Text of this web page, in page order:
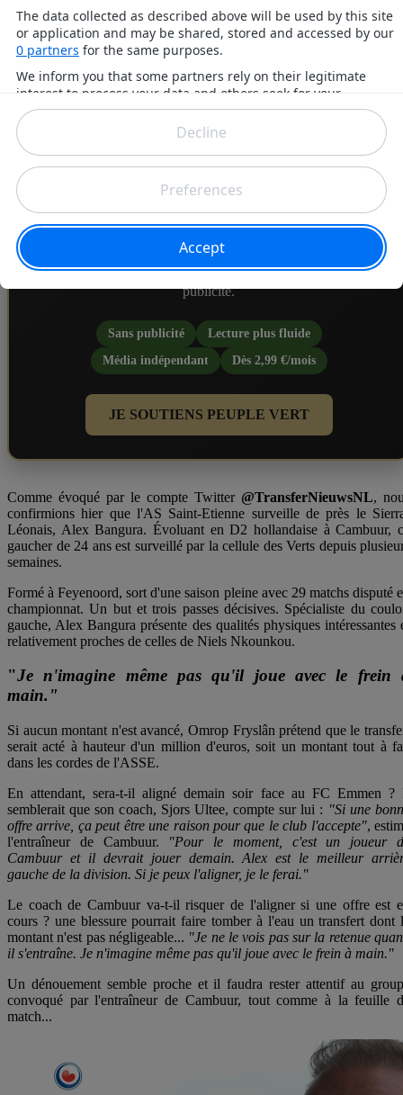
Selon le média, la vente du latéral serait donc actée. Quelle sera
destination ? Tout semble converger vers un départ à l'ASSE
le joueur est censé venir pallier le départ de Niels Nkounkou qui
imminent.
VOUS APPRÉCIEZ NOS
CONTENUS ?
Votre abonnement aide à financer un média indépendant
consacré à l'ASSE, tout en vous offrant une lecture sans
publicité.
Sans publicité
Lecture plus fluide
Média indépendant
Dès 2,99 €/mois
JE SOUTIENS PEUPLE VERT
Comme évoqué par le compte Twitter @TransferNieuwsNL,
confirmions hier que l'AS Saint-Etienne surveille de près le
Léonais, Alex Bangura. Évoluant en D2 hollandaise à Cambuur,
gaucher de 24 ans est surveillé par la cellule des Verts depuis
semaines.
Formé à Feyenoord, sort d'une saison pleine avec 29 matchs disputé
championnat. Un but et trois passes décisives. Spécialiste du
gauche, Alex Bangura présente des qualités physiques intéressantes
relativement proches de celles de Niels Nkounkou.
"Je n'imagine même pas qu'il joue avec le frein
main."
Si aucun montant n'est avancé, Omrop Fryslân prétend que le
serait acté à hauteur d'un million d'euros, soit un montant tout à
dans les cordes de l'ASSE.
En attendant, sera-t-il aligné demain soir face au FC Emmen ?
semblerait que son coach, Sjors Ultee, compte sur lui : "Si une
offre arrive, ça peut être une raison pour que le club l'accepte",
l'entraîneur de Cambuur. "Pour le moment, c'est un joueur
Cambuur et il devrait jouer demain. Alex est le meilleur
gauche de la division. Si je peux l'aligner, je le ferai."
Le coach de Cambuur va-t-il risquer de l'aligner si une offre est
cours ? une blessure pourrait faire tomber à l'eau un transfert dont
montant n'est pas négligeable... "Je ne le vois pas sur la retenue
il s'entraîne. Je n'imagine même pas qu'il joue avec le frein à main."
Un dénouement semble proche et il faudra rester attentif au
convoqué par l'entraîneur de Cambuur, tout comme à la feuille
match...